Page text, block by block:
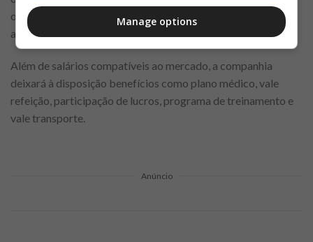
online na vaga que pretendem atuar através do mencionado
acima.
Além de salários compatíveis ao mercado, a companhia
deixará à disposição benefícios como plano médico, vale
refeição, participação de lucros, programa de treinamento e
vale transporte.
Anúncio
Manage options